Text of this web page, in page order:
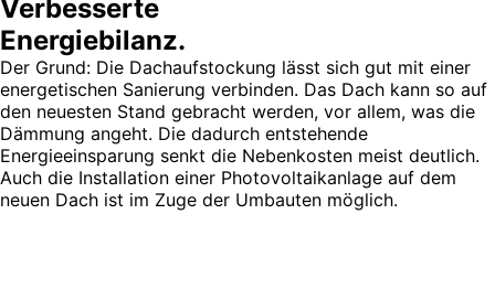
Verbesserte
Energiebilanz.
Der Grund: Die Dachaufstockung lässt sich gut mit einer
energetischen Sanierung verbinden. Das Dach kann so auf
den neuesten Stand gebracht werden, vor allem, was die
Dämmung angeht. Die dadurch entstehende
Energieeinsparung senkt die Nebenkosten meist deutlich.
Auch die Installation einer Photovoltaikanlage auf dem
neuen Dach ist im Zuge der Umbauten möglich.